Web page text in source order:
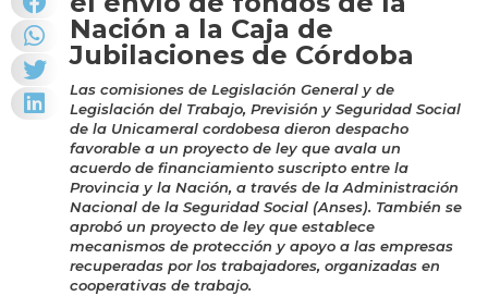
Nación a la Caja de
Jubilaciones de Córdoba
Las comisiones de Legislación General y de
Legislación del Trabajo, Previsión y Seguridad Social
de la Unicameral cordobesa dieron despacho
favorable a un proyecto de ley que avala un
acuerdo de financiamiento suscripto entre la
Provincia y la Nación, a través de la Administración
Nacional de la Seguridad Social (Anses). También se
aprobó un proyecto de ley que establece
mecanismos de protección y apoyo a las empresas
recuperadas por los trabajadores, organizadas en
cooperativas de trabajo.